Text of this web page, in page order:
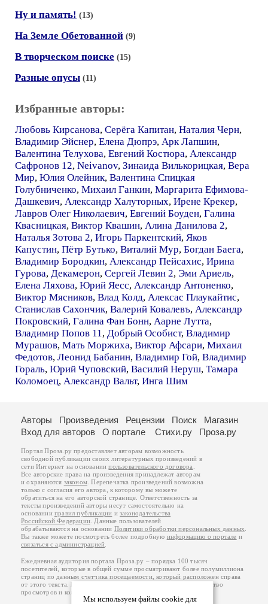
Ну и память! (13)
На Земле Обетованной (9)
В творческом поиске (15)
Разные опусы (11)
Избранные авторы:
Любовь Кирсанова, Серёга Капитан, Наталия Черн,
Владимир Эйснер, Елена Дюпрэ, Арк Лапшин,
Валентина Телухова, Евгений Костюра, Александр
Сафронов 12, Neivanov, Зинаида Вилькорицкая, Вера
Мир, Юлия Олейник, Валентина Спицкая
Голубниченко, Михаил Ганкин, Маргарита Ефимова-
Дашкевич, Александр Халуторных, Ирене Крекер,
Лавров Олег Николаевич, Евгений Боуден, Галина
Квасницкая, Виктор Квашин, Алина Данилова 2,
Наталья Зотова 2, Игорь Паркентский, Яков
Капустин, Пётр Бутько, Виталий Мур, Богдан Баега,
Владимир Бородкин, Александр Пейсахис, Ирина
Гурова, Декамерон, Сергей Левин 2, Эми Ариель,
Елена Ляхова, Юрий Яесс, Александр Антоненко,
Виктор Мясников, Влад Колд, Алексас Плаукайтис,
Станислав Сахончик, Валерий Ковалевъ, Александр
Покровский, Галина Фан Бонн, Аарне Лутта,
Владимир Попов 11, Добрый Особист, Владимир
Мурашов, Мать Моржиха, Виктор Афсари, Михаил
Федотов, Леонид Бабанин, Владимир Гой, Владимир
Гораль, Юрий Чуповский, Василий Неруш, Тамара
Коломоец, Александр Вальт, Инга Шим
Мы используем файлы cookie для
Авторы Произведения Рецензии Поиск
Магазин
Вход для авторов
О портале Стихи.ру Проза.ру
Портал Проза.ру предоставляет авторам возможность
свободной публикации своих литературных произведений в
сети Интернет на основаниипользовательского договора
Все авторские права на произведения принадлежат авторам
и охраняются законом . Перепечатка произведений возможна
только с согласия его автора, к которому вы можете
обратиться на его авторской странице. Ответственность за
тексты произведений авторы несут самостоятельно на
основанииправил публикации изаконодательства
Российской Федерации . Данные пользователей
обрабатываются на основании Политики обработки персональных данных
Вы также можете посмотреть более подробную информацию о портале и
связаться с администрацией
Ежедневная аудитория портала Проза.ру – порядка 100 тысяч
посетителей, которые в общей сумме просматривают более полумиллиона
страниц по данным счетчика посещаемости, который расположен справа
от этого текста. В каждой графе указано по две цифры: количество
просмотров и количество посетителей.